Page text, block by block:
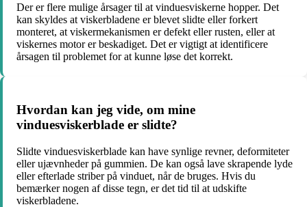
Der er flere mulige årsager til at vinduesviskerne hopper. Det
kan skyldes at viskerbladene er blevet slidte eller forkert
monteret, at viskermekanismen er defekt eller rusten, eller at
viskernes motor er beskadiget. Det er vigtigt at identificere
årsagen til problemet for at kunne løse det korrekt.
Hvordan kan jeg vide, om mine
vinduesviskerblade er slidte?
Slidte vinduesviskerblade kan have synlige revner, deformiteter
eller ujævnheder på gummien. De kan også lave skrapende lyde
eller efterlade striber på vinduet, når de bruges. Hvis du
bemærker nogen af ​​disse tegn, er det tid til at udskifte
viskerbladene.